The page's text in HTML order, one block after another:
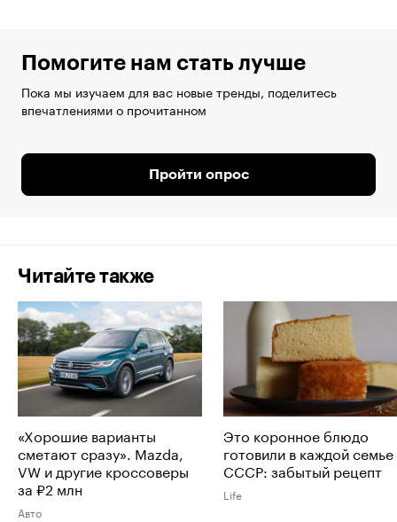
Помогите нам стать лучше
Пока мы изучаем для вас новые тренды, поделитесь
впечатлениями о прочитанном
Пройти опрос
Читайте также
«Хорошие варианты
сметают сразу». Mazda,
VW и другие кроссоверы
за ₽2 млн
Авто
Это коронное блюдо
готовили в каждой семье
СССР: забытый рецепт
Life